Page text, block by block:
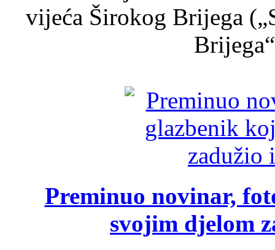
vijeća Širokog Brijega
Preminuo novinar,
svojim djelom